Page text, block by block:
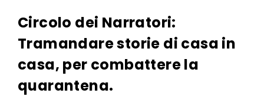
m
o
n
G
m
Circolo dei Narratori:
Tramandare storie di casa in
casa, per combattere la
quarantena.